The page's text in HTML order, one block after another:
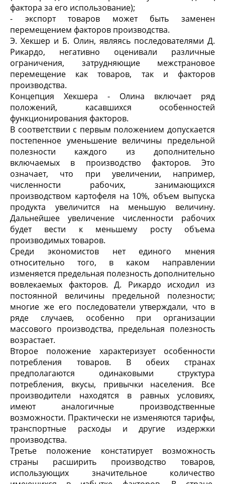
фактора за его использование);
- экспорт товаров может быть заменен
перемещением факторов производства.
Э. Хекшер и Б. Олин, являясь последователями Д.
Рикардо, негативно оценивали различные
ограничения, затрудняющие межстрановое
перемещение как товаров, так и факторов
производства.
Концепция Хекшера - Олина включает ряд
положений, касавшихся особенностей
функционирования факторов.
В соответствии с первым положением допускается
постепенное уменьшение величины предельной
полезности каждого из дополнительно
включаемых в производство факторов. Это
означает, что при увеличении, например,
численности рабочих, занимающихся
производством картофеля на 10%, объем выпуска
продукта увеличится на меньшую величину.
Дальнейшее увеличение численности рабочих
будет вести к меньшему росту объема
производимых товаров.
Среди экономистов нет единого мнения
относительно того, в каком направлении
изменяется предельная полезность дополнительно
вовлекаемых факторов. Д. Pикардо исходил из
постоянной величины предельной полезности;
многие же его последователи утверждали, что в
ряде случаев, особенно при организации
массового производства, предельная полезность
возрастает.
Второе положение характеризует особенности
потребления товаров. В обеих странах
предполагаются одинаковыми структура
потребления, вкусы, привычки населения. Все
производители находятся в равных условиях,
имеют аналогичные производственные
возможности. Практически не изменяются тарифы,
транспортные расходы и другие издержки
производства.
Третье положение констатирует возможность
страны расширить производство товаров,
использующих значительное количество